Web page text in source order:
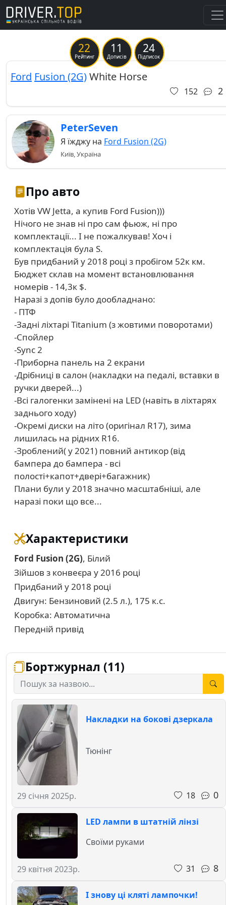
22
Рейтинг
11
Дописів
24
Підписок
Previous
Ford Fusion (2G)White Horse
152 2
PeterSeven
Я їжджу на Ford Fusion (2G)
Київ, Україна
Про авто
Хотів VW Jetta, а купив Ford Fusion)))
Нічого не знав ні про сам фьюж, ні про
комплектації... І не пожалкував! Хоч і
комплектація була S.
Був придбаний у 2018 році з пробігом 52к км.
Бюджет склав на момент встановлювання
номерів - 14,3к $.
Наразі з допів було дообладнано:
- ПТФ
-Задні ліхтарі Titanium (з жовтими поворотами)
-Спойлер
-Sync 2
-Приборна панель на 2 екрани
-Дрібниці в салон (накладки на педалі, вставки в
ручки дверей...)
-Всі галогенки замінені на LED (навіть в ліхтарях
заднього ходу)
-Окремі диски на літо (оригінал R17), зима
лишилась на рідних R16.
-Зроблений( у 2021) повний антикор (від
бампера до бампера - всі
полості+капот+двері+багажник)
Плани були у 2018 значно масштабніші, але
наразі поки що все...
Характеристики
Ford Fusion (2G), Білий
Зійшов з конвеєра у 2016 році
Придбаний у 2018 році
Двигун: Бензиновий (2.5 л.), 175 к.с.
Коробка: Автоматична
Передній привід
Бортжурнал (11)
Накладки на бокові дзеркала
29 січня 2025р.
Тюнінг
18 0
LED лампи в штатній лінзі
29 квітня 2023р.
Своїми руками
31 8
І знову ці кляті лампочки!